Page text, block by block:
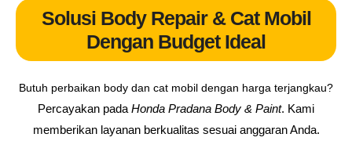
Solusi Body Repair & Cat Mobil
Dengan Budget Ideal
Butuh perbaikan body dan cat mobil dengan harga terjangkau?
Percayakan pada Honda Pradana Body & Paint. Kami
memberikan layanan berkualitas sesuai anggaran Anda.